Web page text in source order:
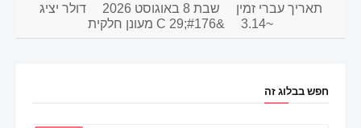
תאריך עברי זמין שבת 8 באוגוסט 2026
דולר יציג
~3.14
&#176;C 29 מעונן חלקית
חפש בבלוג זה